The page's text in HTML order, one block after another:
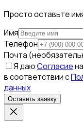
Просто оставьте
Имя
Телефон
Почта
Я даюСогласие
в соответствии с
данных
Оставить заявку